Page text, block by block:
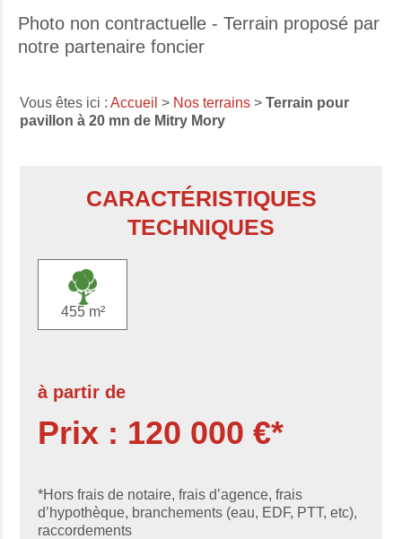
Photo non contractuelle - Terrain proposé par
notre partenaire foncier
Vous êtes ici :Accueil > Nos terrains >Terrain pour
pavillon à 20 mn de Mitry Mory
CARACTÉRISTIQUES
TECHNIQUES
455 m²
à partir de
Prix : 120 000 €*
*Hors frais de notaire, frais d’agence, frais
d’hypothèque, branchements (eau, EDF, PTT, etc),
raccordements